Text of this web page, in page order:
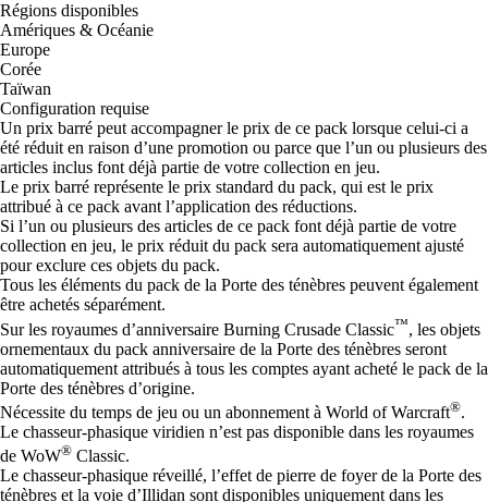
Régions disponibles
Amériques & Océanie
Europe
Corée
Taïwan
Configuration requise
Un prix barré peut accompagner le prix de ce pack lorsque celui-ci a
été réduit en raison d’une promotion ou parce que l’un ou plusieurs des
articles inclus font déjà partie de votre collection en jeu.
Le prix barré représente le prix standard du pack, qui est le prix
attribué à ce pack avant l’application des réductions.
Si l’un ou plusieurs des articles de ce pack font déjà partie de votre
collection en jeu, le prix réduit du pack sera automatiquement ajusté
pour exclure ces objets du pack.
Tous les éléments du pack de la Porte des ténèbres peuvent également
être achetés séparément.
Sur les royaumes d’anniversaire Burning Crusade Classic™, les objets
ornementaux du pack anniversaire de la Porte des ténèbres seront
automatiquement attribués à tous les comptes ayant acheté le pack de la
Porte des ténèbres d’origine.
Nécessite du temps de jeu ou un abonnement à World of Warcraft®.
Le chasseur-phasique viridien n’est pas disponible dans les royaumes
de WoW® Classic.
Le chasseur-phasique réveillé, l’effet de pierre de foyer de la Porte des
ténèbres et la voie d’Illidan sont disponibles uniquement dans les